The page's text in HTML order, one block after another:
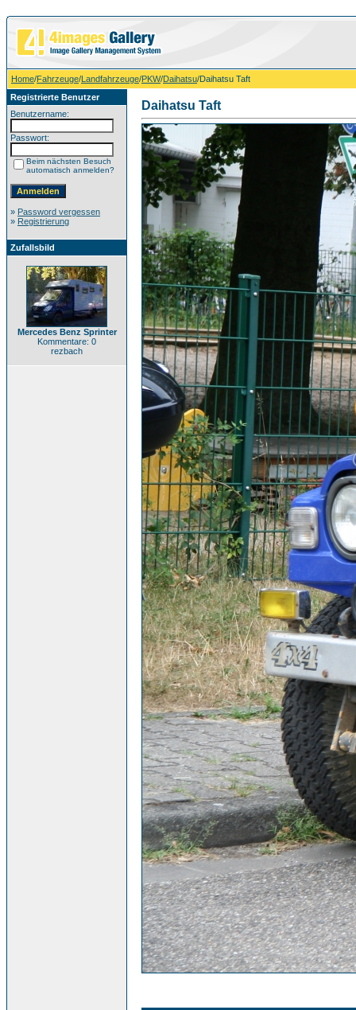
Home/Fahrzeuge/Landfahrzeuge/PKW/Daihatsu/Daihatsu Taft
Registrierte Benutzer
Benutzername:
Passwort:
Beim nächsten Besuch
automatisch anmelden?
» Password vergessen
» Registrierung
Zufallsbild
Mercedes Benz Sprinter
Kommentare: 0
rezbach
Daihatsu Taft